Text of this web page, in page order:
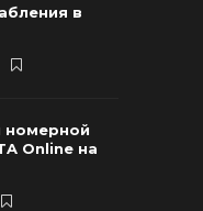
в
номерной
Online на